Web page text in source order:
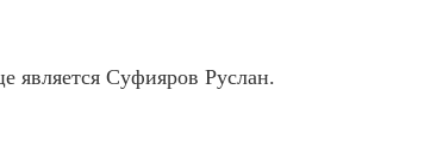
является Суфияров Руслан.